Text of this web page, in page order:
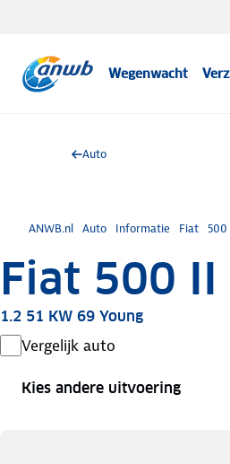
Wegenwacht
Auto
ANWB.nl Auto Informatie Fiat 500
Fiat 500
1.2 51 KW 69 Young
Vergelijk auto
Kies andere uitvoering